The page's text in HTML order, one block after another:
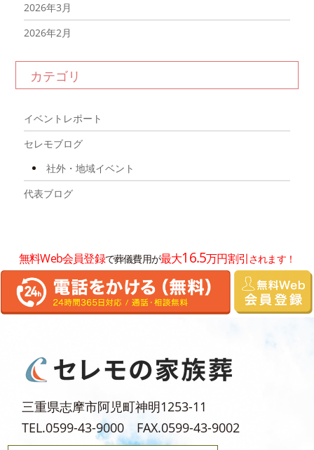
2026年3月
2026年2月
2026年1月
2025年12月
2025年10月
2025年8月
2025年5月
2025年4月
2025年3月
2025年1月
2024年12月
2024年11月
カテゴリ
イベントレポート
セレモブログ
社外・地域イベント
代表ブログ
無料Web会員登録で葬儀費用が最大16.5万円割引されます！
三重県志摩市阿児町神明1253-11
TEL.0599-43-9000 FAX.0599-43-9002